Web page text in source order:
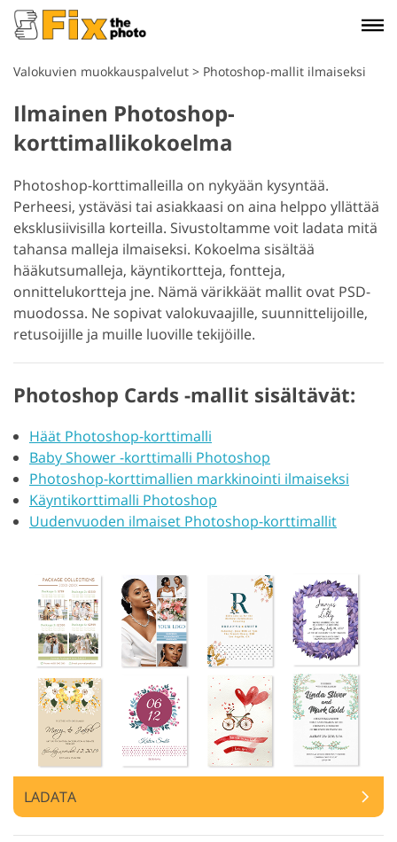
Valokuvien muokkauspalvelut > Photoshop-mallit ilmaiseksi
Ilmainen Photoshop-
korttimallikokoelma
Photoshop-korttimalleilla on nykyään kysyntää.
Perheesi, ystäväsi tai asiakkaasi on aina helppo yllättää
eksklusiivisilla korteilla. Sivustoltamme voit ladata mitä
tahansa malleja ilmaiseksi. Kokoelma sisältää
hääkutsumalleja, käyntikortteja, fontteja,
onnittelukortteja jne. Nämä värikkäät mallit ovat PSD-
muodossa. Ne sopivat valokuvaajille, suunnittelijoille,
retusoijille ja muille luoville tekijöille.
Photoshop Cards -mallit sisältävät:
Häät Photoshop-korttimalli
Baby Shower -korttimalli Photoshop
Photoshop-korttimallien markkinointi ilmaiseksi
Käyntikorttimalli Photoshop
Uudenvuoden ilmaiset Photoshop-korttimallit
LADATA